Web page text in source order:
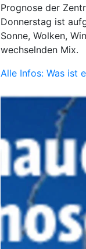
Prognose der
Donnerstag ist
Sonne, Wolken,
wechselnden Mix.
Alle Infos: Was ist